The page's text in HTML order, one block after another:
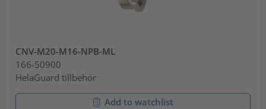
CNV-M20-M16-NPB-ML
166-50900
HelaGuard tillbehör
Add to watchlist